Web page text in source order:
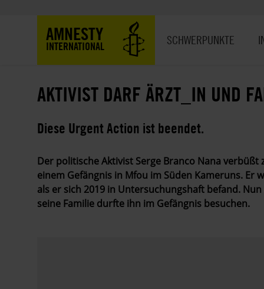
AMNESTY
INTERNATIONAL SCHWERPUNKTE
AKTIVIST DARF ÄRZT_IN UND
Diese Urgent Action ist beendet.
Der politische Aktivist Serge Branco Nana
einem Gefängnis in Mfou im Süden Kameruns. Er
als er sich 2019 in Untersuchungshaft befand.
seine Familie durfte ihn im Gefängnis besuchen.